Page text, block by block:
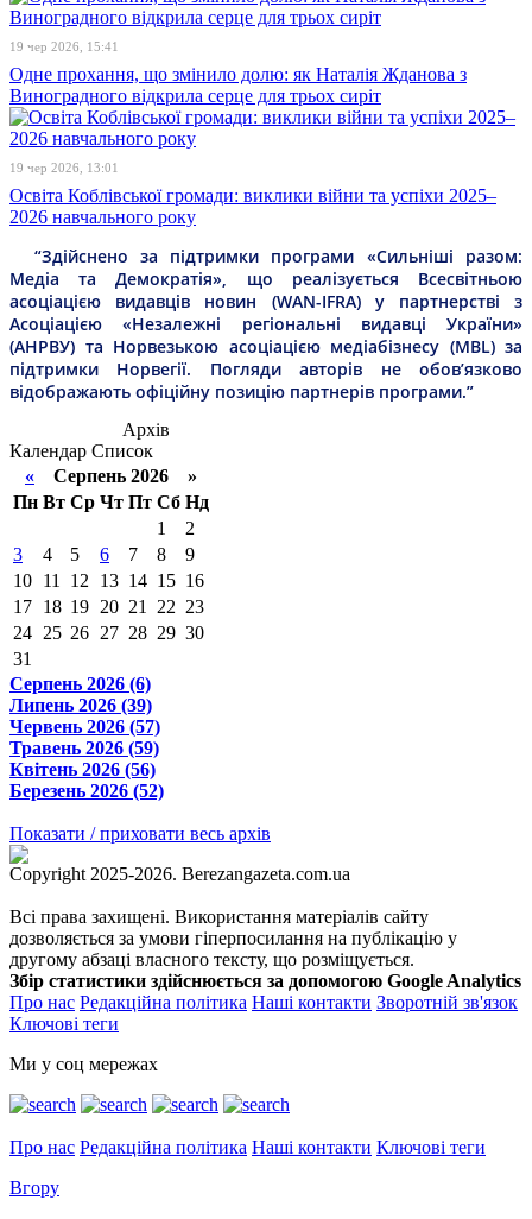
19 чер 2026, 15:41
Одне прохання, що змінило долю: як Наталія Жданова з
Виноградного відкрила серце для трьох сиріт
19 чер 2026, 13:01
Освіта Коблівської громади: виклики війни та успіхи 2025–
2026 навчального року
“Здійснено за підтримки програми «Сильніші разом:
Медіа та Демократія», що реалізується Всесвітньою
асоціацією видавців новин (WAN-IFRA) у партнерстві з
Асоціацією «Незалежні регіональні видавці України»
(АНРВУ) та Норвезькою асоціацією медіабізнесу (MBL) за
підтримки Норвегії. Погляди авторів не обов’язково
відображають офіційну позицію партнерів програми.”
Архів
Календар Список
« Серпень 2026 »
Пн Вт Ср Чт Пт Сб Нд
1
2
3
4 5 6 7 8
9
10 11 12 13 14 15 16
17 18 19 20 21 22 23
24 25 26 27 28 29 30
31
Серпень 2026 (6)
Липень 2026 (39)
Червень 2026 (57)
Травень 2026 (59)
Квітень 2026 (56)
Березень 2026 (52)
Показати / приховати весь архів
Copyright 2025-2026. Berezangazeta.com.ua
Всі права захищені. Використання матеріалів сайту
дозволяється за умови гіперпосилання на публікацію у
другому абзаці власного тексту, що розміщується.
Збір статистики здійснюється за допомогою Google Analytics
Про нас Редакційна політика Наші контакти Зворотній зв'язок
Ключові теги
Ми у соц мережах
Про нас Редакційна політика Наші контакти Ключові теги
Вгору